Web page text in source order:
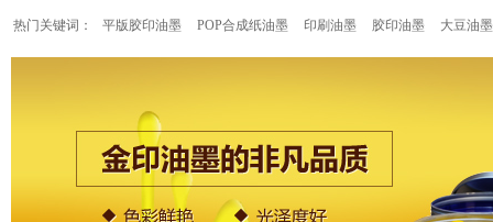
热门关键词： 平版胶印油墨 POP合成纸油墨 印刷油墨 胶印油墨 大豆油墨